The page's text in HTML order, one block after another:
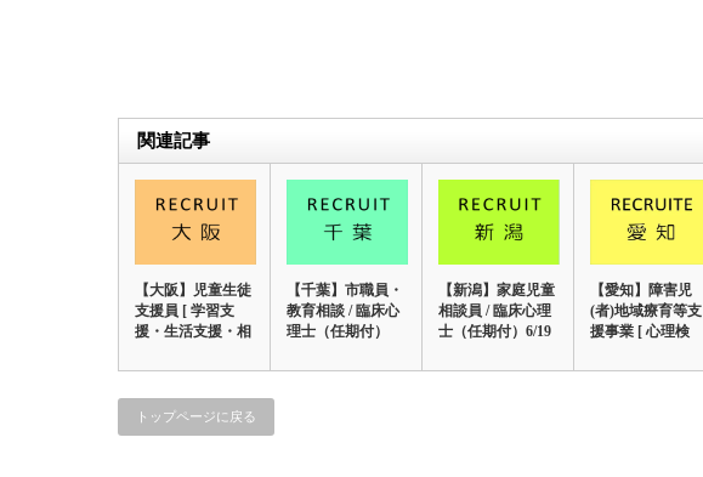
関連記事
【大阪】児童生徒
支援員 [ 学習支
援・生活支援・相
【千葉】市職員・
教育相談 / 臨床心
理士（任期付）
【新潟】家庭児童
相談員 / 臨床心理
士（任期付）6/19
【愛知】障害児
(者)地域療育等支
援事業 [ 心理検
トップページに戻る